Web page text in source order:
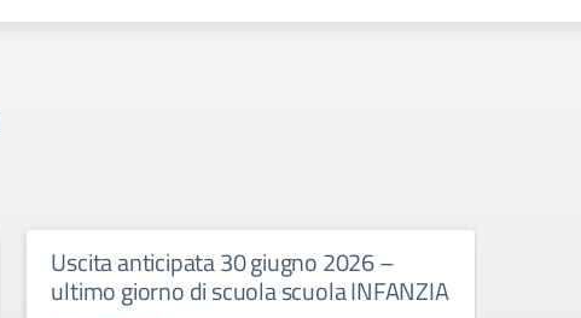
Uscita anticipata 30 giugno 2026 –
ultimo giorno di scuola scuola INFANZIA